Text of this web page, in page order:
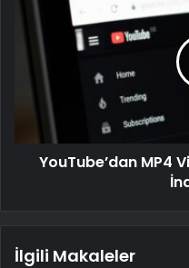
YouTube’dan MP4
İlgili Makaleler